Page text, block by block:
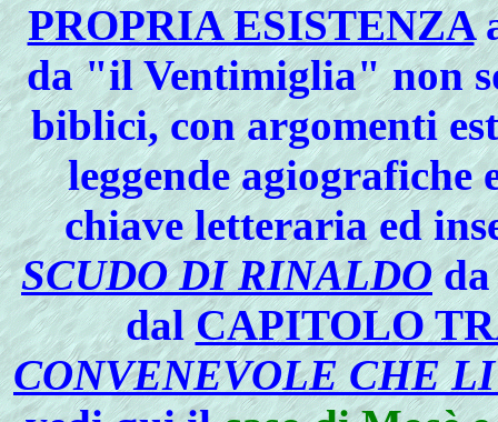
PROPRIA ESISTENZA
da "il Ventimiglia" non
biblici, con argomenti
leggende
chiave letteraria ed
SCUDO DI RINALDOda
dalCAPITOLO
CONVENEVOLE CHE